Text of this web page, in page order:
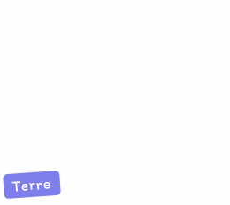
Terre